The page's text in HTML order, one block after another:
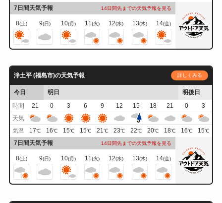
7日間天気予報 14日間先までの天気予報を見る
8(土) 9(日) 10(月) 11(火) 12(水) 13(木) 14(金)
浄土平 (福島市)の天気予報 詳しくみる
今日 明日
明後日
時間
21 0 3 6 9 12 15 18 21 0
3
天気
気温 17℃ 16℃ 15℃ 15℃ 21℃ 23℃ 22℃ 20℃ 18℃ 16℃ 15℃
7日間天気予報 14日間先までの天気予報を見る
8(土) 9(日) 10(月) 11(火) 12(水) 13(木) 14(金)